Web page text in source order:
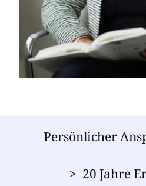
Persönlicher
> 20 Jahre